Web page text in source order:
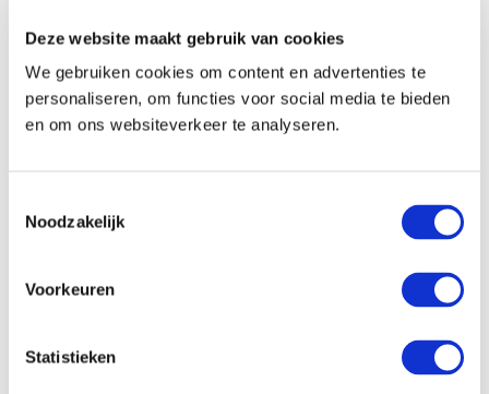
Deze website maakt gebruik van cookies
We gebruiken cookies om content en advertenties te
personaliseren, om functies voor social media te bieden
en om ons websiteverkeer te analyseren.
Noodzakelijk
Voorkeuren
Statistieken